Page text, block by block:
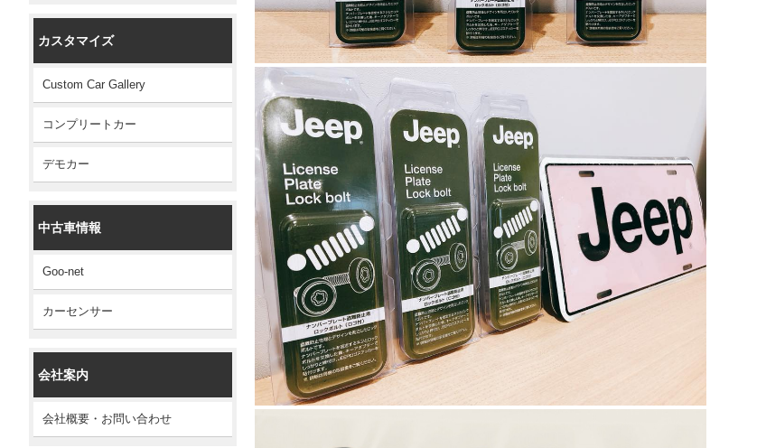
カスタマイズ
Custom Car Gallery
コンプリートカー
デモカー
中古車情報
Goo-net
カーセンサー
会社案内
会社概要・お問い合わせ